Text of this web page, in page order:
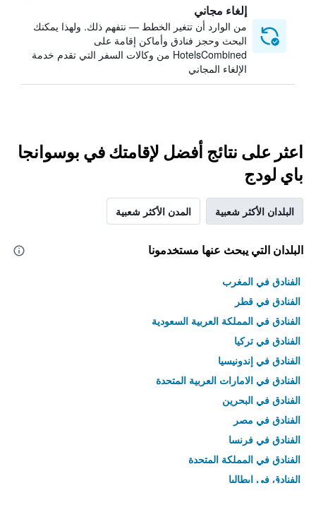
إلغاء مجاني
من الوارد أن تتغير الخطط — نتفهم ذلك. ولهذا يمكنك
البحث وحجز فنادق وأماكن إقامة على
HotelsCombined من وكالات السفر التي تقدم خدمة
الإلغاء المجاني
اعثر على نتائج أفضل لإقامتك في بوسوانجا
باي لودج
البلدان الأكثر شعبية المدن الأكثر شعبية
البلدان التي يبحث عنها مستخدمونا
الفنادق في المغرب
الفنادق في قطر
الفنادق في المملكة العربية السعودية
الفنادق في تركيا
الفنادق في إندونيسيا
الفنادق في الامارات العربية المتحدة
الفنادق في البحرين
الفنادق في مصر
الفنادق في فرنسا
الفنادق في المملكة المتحدة
الفنادق في إيطاليا